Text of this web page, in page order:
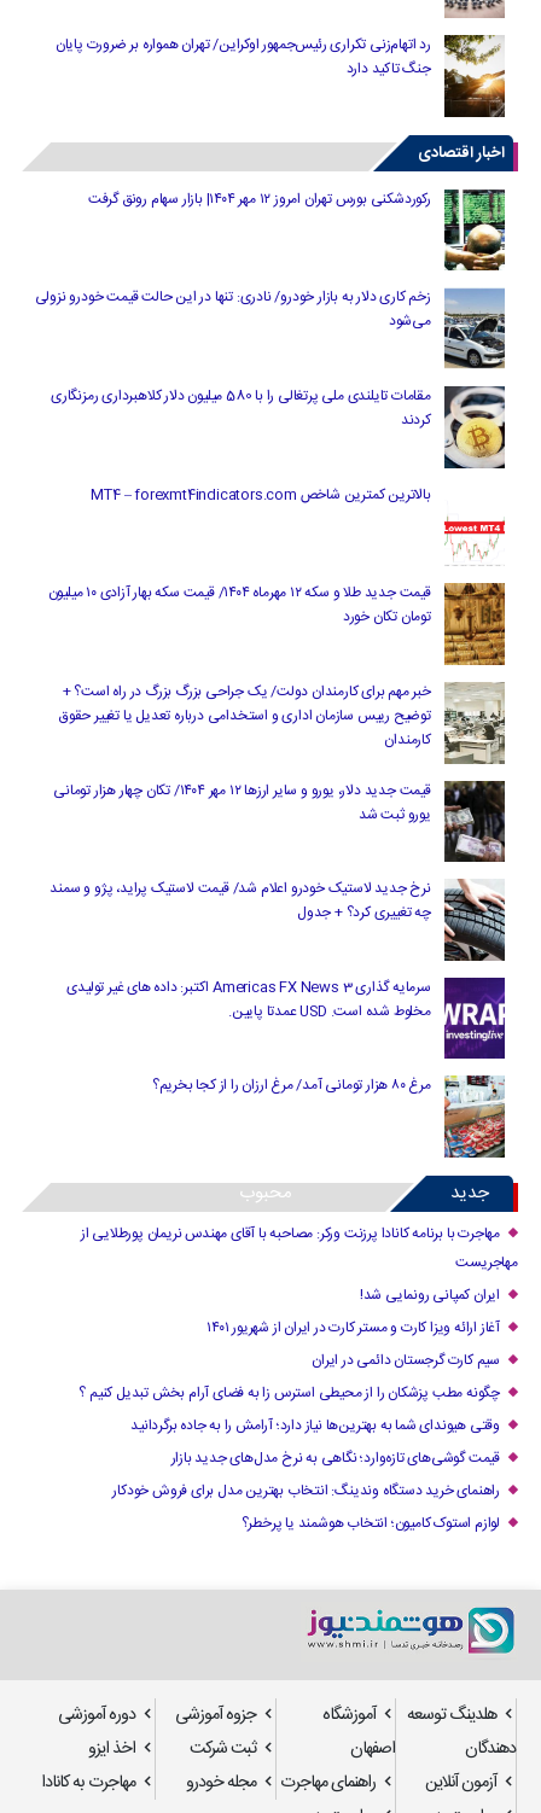
رد اتهام‌زنی تکراری رئیس‌جمهور اوکراین/ تهران همواره بر ضرورت پایان
جنگ تاکید دارد
اخبار اقتصادی
رکوردشکنی بورس تهران امروز ۱۲ مهر ۱۴۰۴| بازار سهام رونق گرفت
زخم کاری دلار به بازار خودرو/ نادری: تنها در این حالت قیمت خودرو نزولی
می‌شود
مقامات تایلندی ملی پرتغالی را با 580 میلیون دلار کلاهبرداری رمزنگاری
کردند
بالاترین کمترین شاخص MT4 – forexmt4indicators.com
قیمت جدید طلا و سکه ۱۲ مهرماه ۱۴۰۴/ قیمت سکه بهار آزادی ۱۰ میلیون
تومان تکان خورد
خبر مهم برای کارمندان دولت/ یک جراحی بزرگ بزرگ در راه است؟ +
توضیح رییس سازمان اداری و استخدامی درباره تعدیل یا تغییر حقوق
کارمندان
قیمت جدید دلار، یورو و سایر ارزها ۱۲ مهر ۱۴۰۴/ تکان چهار هزار تومانی
یورو ثبت شد
نرخ جدید لاستیک خودرو اعلام شد/ قیمت لاستیک پراید، پژو و سمند
چه تغییری کرد؟ + جدول
سرمایه گذاری Americas FX News 3 اکتبر: داده های غیر تولیدی
مخلوط شده است. USD عمدتا پایین.
مرغ ۸۰ هزار تومانی آمد/ مرغ ارزان را از کجا بخریم؟
جدید محبوب
مهاجرت با برنامه کانادا پرزنت ورکر: مصاحبه با آقای مهندس نریمان پورطلایی از
مهاجریست
ایران کمپانی رونمایی شد!
آغاز ارائه ویزا کارت و مستر کارت در ایران از شهریور ۱۴۰۱
سیم کارت گرجستان دائمی در ایران
چگونه مطب پزشکان را از محیطی استرس زا به فضای آرام بخش تبدیل کنیم ؟
وقتی هیوندای شما به بهترین‌ها نیاز دارد؛ آرامش را به جاده برگردانید
قیمت گوشی‌های تازه‌وارد؛ نگاهی به نرخ مدل‌های جدید بازار
راهنمای خرید دستگاه وندینگ: انتخاب بهترین مدل برای فروش خودکار
لوازم استوک کامیون؛ انتخاب هوشمند یا پرخطر؟
هلدینگ توسعه
دهندگان
آموزشگاه
اصفهان
جزوه آموزشی
دوره آموزشی
ثبت شرکت
اخذ ایزو
آزمون آنلاین
راهنمای مهاجرت مجله خودرو
مهاجرت به کانادا